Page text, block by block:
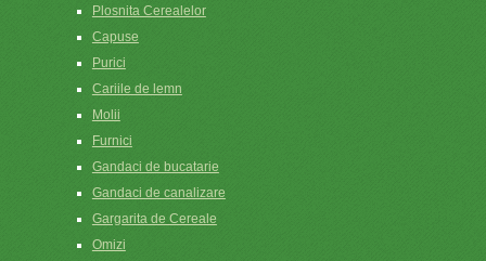
Plosnita Cerealelor
Capuse
Purici
Cariile de lemn
Molii
Furnici
Gandaci de bucatarie
Gandaci de canalizare
Gargarita de Cereale
Omizi